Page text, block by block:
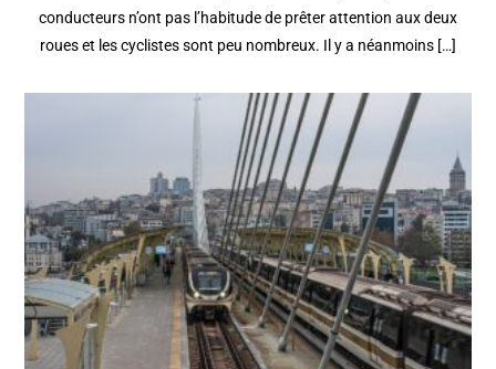
conducteurs n’ont pas l’habitude de prêter attention aux deux
roues et les cyclistes sont peu nombreux. Il y a néanmoins […]